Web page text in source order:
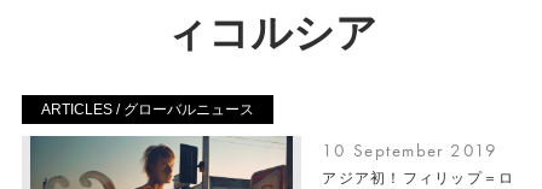
ィコルシア
ARTICLES / グローバルニュース
10 September 2019
アジア初！フィリップ＝ロ